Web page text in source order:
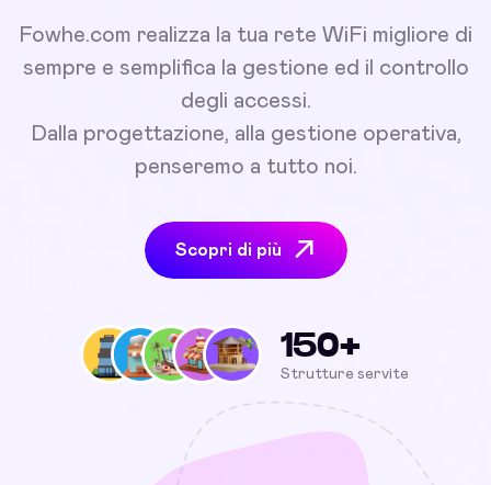
Fowhe.com realizza la tua rete WiFi migliore di
sempre e semplifica la gestione ed il controllo
degli accessi.
Dalla progettazione, alla gestione operativa,
penseremo a tutto noi.
Scopri di più
150+
Strutture servite